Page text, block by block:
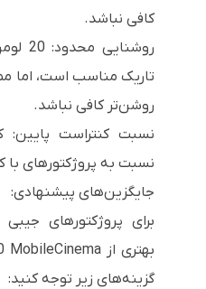
کافی نباشد.
تاریک مناسب است، اما
روشن‌تر کافی نباشد.
نسبت کنتراست
نسبت به پروژکتورهای با
جایگزین‌های پیشنهادی:
برای پروژکتورهای
گزینه‌های زیر توجه کنید: